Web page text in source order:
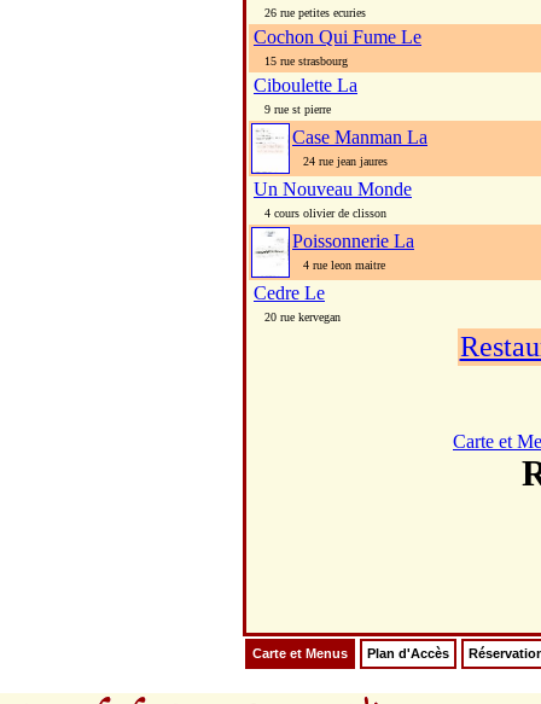
26 rue petites ecuries
Cochon Qui Fume Le
15 rue strasbourg
Ciboulette La
9 rue st pierre
Case Manman La
24 rue jean jaures
Un Nouveau Monde
4 cours olivier de clisson
Poissonnerie La
4 rue leon maitre
Cedre Le
20 rue kervegan
Carte et
Carte et Menus Plan d'Accès